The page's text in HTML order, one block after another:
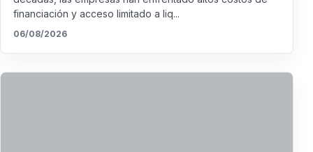
financiación y acceso limitado a liq...
06/08/2026